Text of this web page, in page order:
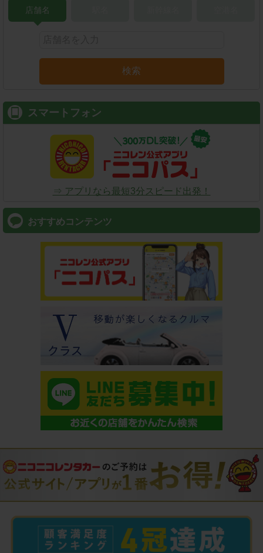
店舗名
検索
スマートフォン
⇒ アプリなら最短3分スピード出発！
おすすめコンテンツ